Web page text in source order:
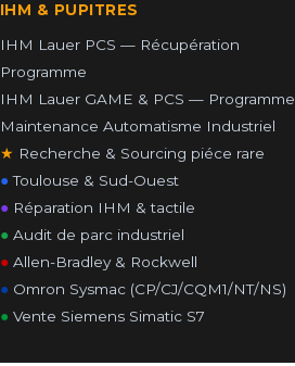
IHM & PUPITRES
IHM Lauer PCS — Récupération
Programme
IHM Lauer GAME & PCS — Programme
Maintenance Automatisme Industriel
★ Recherche & Sourcing piéce rare
●Toulouse & Sud-Ouest
●Réparation IHM & tactile
● Audit de parc industriel
●Allen-Bradley & Rockwell
● Omron Sysmac (CP/CJ/CQM1/NT/NS)
● Vente Siemens Simatic S7